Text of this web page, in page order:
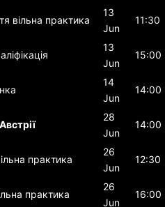
вільна практика
13
Jun
11:30
13
Jun
15:00
14
Jun
14:00
28
Jun
14:00
практика
26
Jun
12:30
практика
26
Jun
16:00